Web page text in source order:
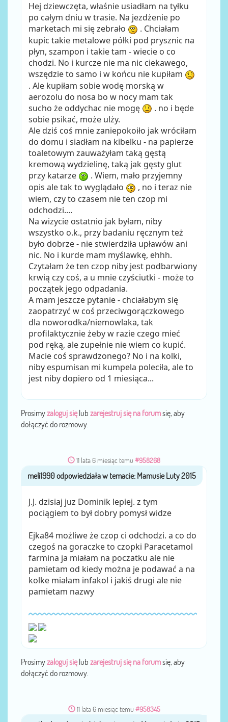
Hej dziewczęta, właśnie usiadłam na tyłku
po całym dniu w trasie. Na jezdżenie po
marketach mi się zebrało
. Chciałam
kupic takie metalowe półki pod prysznic na
płyn, szampon i takie tam - wiecie o co
chodzi. No i kurcze nie ma nic ciekawego,
wszędzie to samo i w końcu nie kupiłam
. Ale kupiłam sobie wodę morską w
aerozolu do nosa bo w nocy mam tak
sucho że oddychac nie mogę
. no i będe
sobie psikać, może ulży.
Ale dziś coś mnie zaniepokoiło jak wróciłam
do domu i siadłam na kibelku - na papierze
toaletowym zauważyłam taką gęstą
kremową wydzielinę, taką jak gęsty glut
przy katarze
. Wiem, mało przyjemny
opis ale tak to wyglądało
, no i teraz nie
wiem, czy to czasem nie ten czop mi
odchodzi....
Na wizycie ostatnio jak byłam, niby
wszystko o.k., przy badaniu ręcznym też
było dobrze - nie stwierdziła upławów ani
nic. No i kurde mam myślawkę, ehhh.
Czytałam że ten czop niby jest podbarwiony
krwią czy coś, a u mnie czyściutki - może to
początek jego odpadania.
A mam jeszcze pytanie - chciałabym się
zaopatrzyć w coś przeciwgorączkowego
dla noworodka/niemowlaka, tak
profilaktycznie żeby w razie czego mieć
pod ręką, ale zupełnie nie wiem co kupić.
Macie coś sprawdzonego? No i na kolki,
niby espumisan mi kumpela poleciła, ale to
jest niby dopiero od 1 miesiąca...
Prosimyzaloguj sięlub zarejestruj się na forumsię, aby
dołączyć do rozmowy.
11 lata 6 miesiąc temu #958268
przezmeli1990
J.J. dzisiaj juz Dominik lepiej. z tym
pociągiem to był dobry pomysł widze
Ejka84 możliwe że czop ci odchodzi. a co do
czegoś na goraczke to czopki Paracetamol
farmina ja miałam na poczatku ale nie
pamietam od kiedy można je podawać a na
kolke miałam infakol i jakiś drugi ale nie
pamietam nazwy
Prosimyzaloguj sięlub zarejestruj się na forumsię, aby
dołączyć do rozmowy.
11 lata 6 miesiąc temu #958345